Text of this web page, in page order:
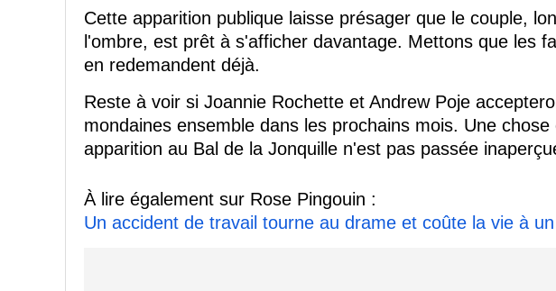
Cette apparition publique laisse présager que le couple,
l'ombre, est prêt à s'afficher davantage. Mettons que les
en redemandent déjà.
Reste à voir si Joannie Rochette et Andrew Poje
mondaines ensemble dans les prochains mois. Une
apparition au Bal de la Jonquille n'est pas passée
À lire également sur Rose Pingouin :
Un accident de travail tourne au drame et coûte la vie à